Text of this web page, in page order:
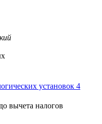
установок 4
до вычета налогов